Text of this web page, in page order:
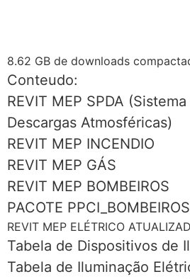
8.62 GB de downloads
Conteudo:
REVIT MEP SPDA
Descargas Atmosféricas)
REVIT MEP INCENDIO
REVIT MEP GÁS
REVIT MEP BOMBEIROS
PACOTE PPCI_BOMBEIROS
REVIT MEP ELÉTRICO
Tabela de Dispositivos de
Tabela de Iluminação